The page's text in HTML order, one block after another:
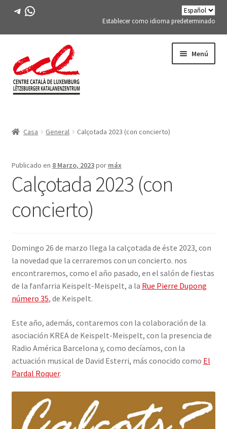
Telegrama
WhatsApp
Establecer como idioma predeterminado
la
navegación
al
contenido
Menú
ACTIVIDADES
CURSOS
MIEMBROS DE FES-TE
LIBRO
INICIAR SESIÓN
Casa General Calçotada 2023 (con concierto)
Publicado en 8 Marzo, 2023por máx
Calçotada 2023 (con
concierto)
Domingo 26 de marzo llega la calçotada de éste 2023, con
la novedad que la cerraremos con un concierto. nos
encontraremos, como el año pasado, en el salón de fiestas
de la fanfarria Keispelt-Meispelt, a la Rue Pierre Dupong
número 35, de Keispelt.
Este año, además, contaremos con la colaboración de la
asociación KREA de Keispelt-Meispelt, con la presencia de
Radio América Barcelona y, como decíamos, con la
actuación musical de David Esterri, más conocido como El
Pardal Roquer.